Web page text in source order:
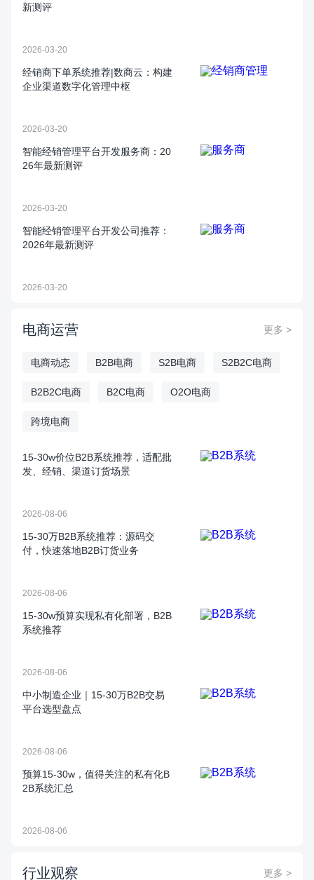
新测评
2026-03-20
经销商下单系统推荐|数商云：构建
企业渠道数字化管理中枢
2026-03-20
智能经销管理平台开发服务商：20
26年最新测评
2026-03-20
智能经销管理平台开发公司推荐：
2026年最新测评
2026-03-20
电商运营 更多 >
电商动态 B2B电商 S2B电商 S2B2C电商
B2B2C电商 B2C电商 O2O电商
跨境电商
15‑30w价位B2B系统推荐，适配批
发、经销、渠道订货场景
2026-08-06
15‑30万B2B系统推荐：源码交
付，快速落地B2B订货业务
2026-08-06
15‑30w预算实现私有化部署，B2B
系统推荐
2026-08-06
中小制造企业｜15‑30万B2B交易
平台选型盘点
2026-08-06
预算15‑30w，值得关注的私有化B
2B系统汇总
2026-08-06
行业观察 更多 >